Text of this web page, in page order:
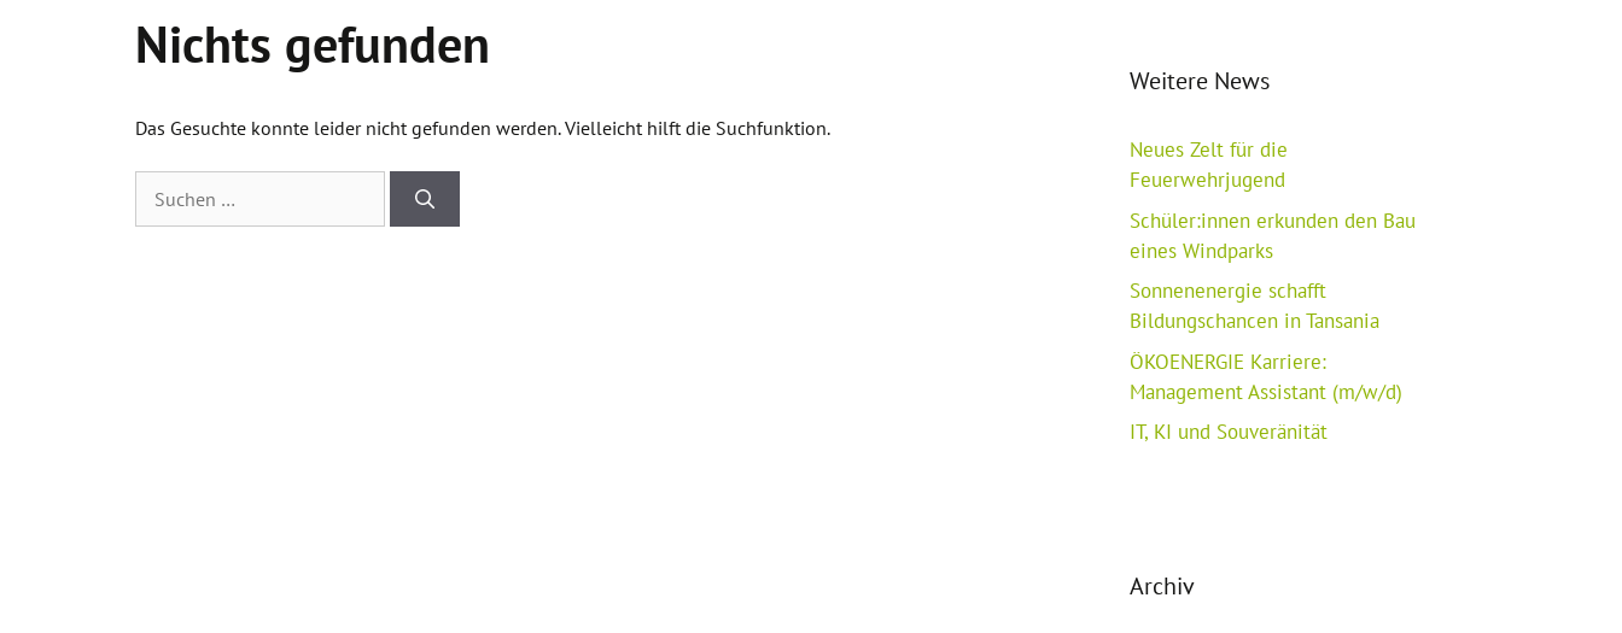
Nichts gefunden
Das Gesuchte konnte leider nicht gefunden werden. Vielleicht hilft die Suchfunktion.
nach:
Weitere News
Neues Zelt für die
Feuerwehrjugend
Schüler:innen erkunden den Bau
eines Windparks
Sonnenenergie schafft
Bildungschancen in Tansania
ÖKOENERGIE Karriere:
Management Assistant (m/w/d)
IT, KI und Souveränität
Archiv